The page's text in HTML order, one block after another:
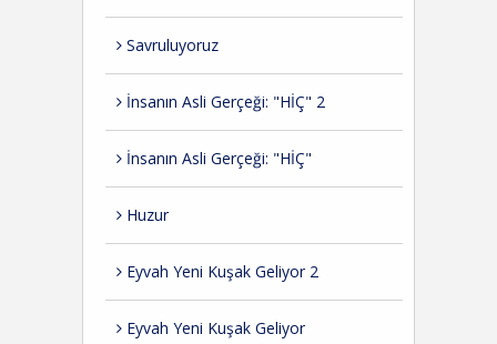
Savruluyoruz
İnsanın Asli Gerçeği: "HİÇ" 2
İnsanın Asli Gerçeği: "HİÇ"
Huzur
Eyvah Yeni Kuşak Geliyor 2
Eyvah Yeni Kuşak Geliyor